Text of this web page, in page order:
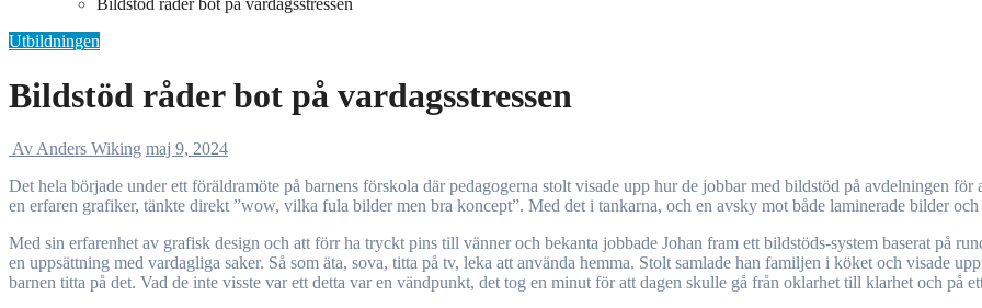
Bildstöd råder bot på vardagsstressen
Utbildningen
Bildstöd råder bot på vardagsstressen
Av Anders Wiking maj 9, 2024
Det hela började under ett föräldramöte på barnens förskola där pedagogerna stolt visade upp hur de jobbar med bildstöd på avdelningen
en erfaren grafiker, tänkte direkt ”wow, vilka fula bilder men bra koncept”. Med det i tankarna, och en avsky mot både laminerade bilder
Med sin erfarenhet av grafisk design och att förr ha tryckt pins till vänner och bekanta jobbade Johan fram ett bildstöds-system baserat på
en uppsättning med vardagliga saker. Så som äta, sova, titta på tv, leka att använda hemma. Stolt samlade han familjen i köket och visade
barnen titta på det. Vad de inte visste var ett detta var en vändpunkt, det tog en minut för att dagen skulle gå från oklarhet till klarhet och på